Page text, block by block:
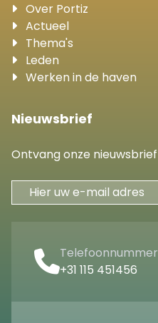
Over Portiz
Actueel
Thema's
Leden
Werken in de haven
Nieuwsbrief
Ontvang onze nieuwsbrief
Telefoonnummer
+31 115 451456